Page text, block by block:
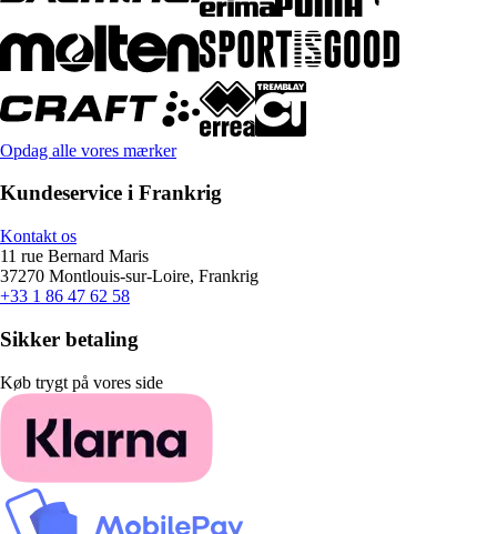
Opdag alle vores mærker
Kundeservice i Frankrig
Kontakt os
11 rue Bernard Maris
37270 Montlouis-sur-Loire, Frankrig
+33 1 86 47 62 58
Sikker betaling
Køb trygt på vores side